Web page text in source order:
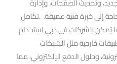
إلى خبرة فنية عميقة. .تكامل
يُمكن للشركات في دبي استخدام
خارجية مثل الشبكات
وحلول الدفع الإلكتروني، مما